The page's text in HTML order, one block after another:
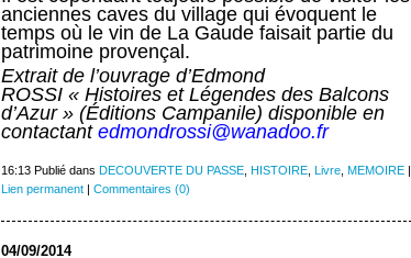
anciennes caves du village qui évoquent le
temps où le vin de La Gaude faisait partie du
patrimoine provençal.
Extrait de l’ouvrage d’Edmond
ROSSI « Histoires et Légendes des Balcons
d’Azur » (Éditions Campanile) disponible en
contactant edmondrossi@wanadoo.fr
16:13 Publié dans DECOUVERTE DU PASSE, HISTOIRE, Livre, MEMOIRE|
Lien permanent| Commentaires (0)
04/09/2014